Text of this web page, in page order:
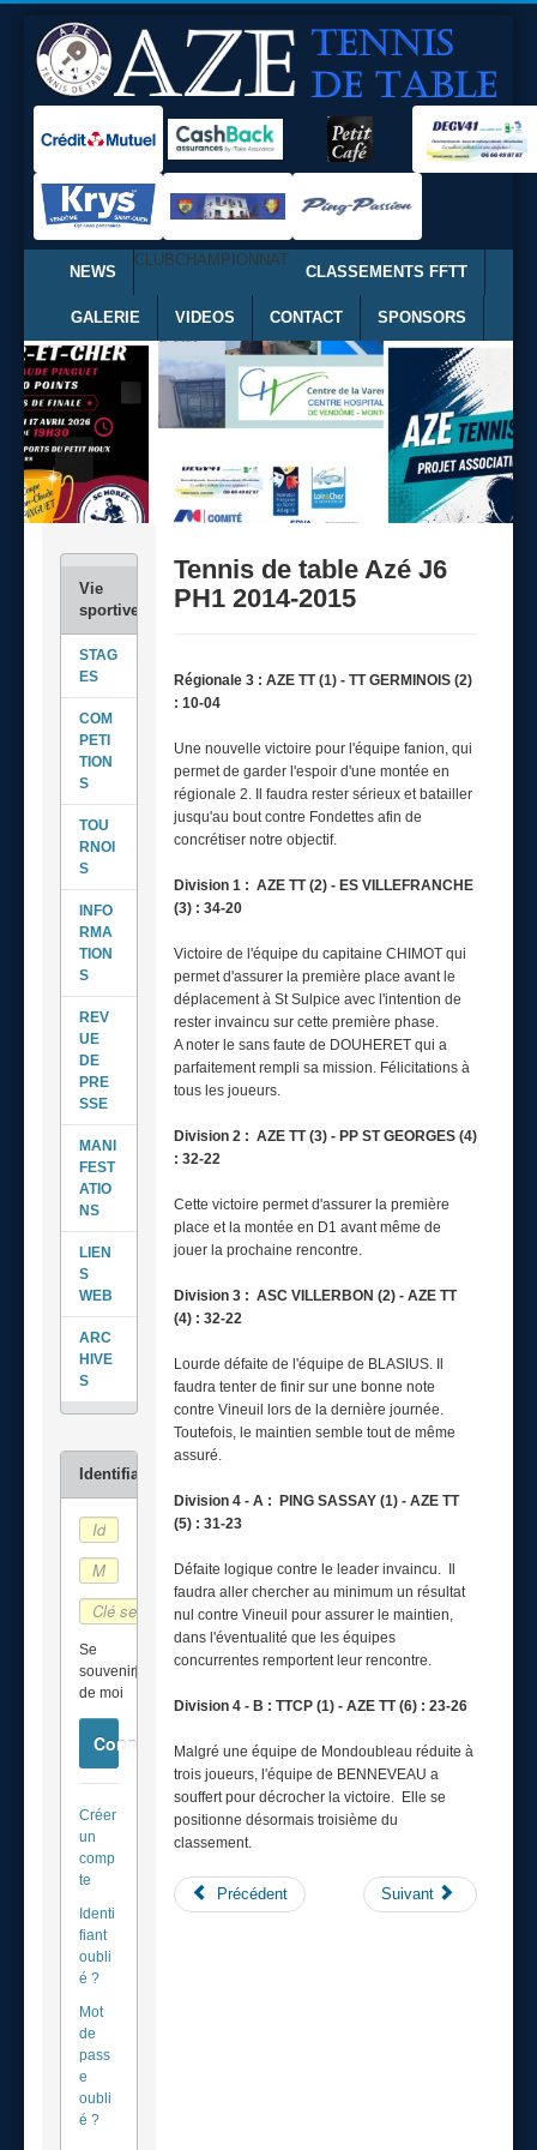
NEWS
CLUBCHAMPIONNAT
CLASSEMENTS FFTT
GALERIE VIDEOS CONTACT SPONSORS
Se
souvenir
de moi
Connexion
Créer
un
comp
te
Identi
fiant
oubli
é ?
Mot
de
pass
e
oubli
é ?
STAG
ES
COM
PETI
TION
S
TOU
RNOI
S
INFO
RMA
TION
S
REV
UE
DE
PRE
SSE
MANI
FEST
ATIO
NS
LIEN
S
WEB
ARC
HIVE
S
Tennis de table Azé J6
PH1 2014-2015
Régionale 3 : AZE TT (1) - TT GERMINOIS (2)
: 10-04
Une nouvelle victoire pour l'équipe fanion, qui
permet de garder l'espoir d'une montée en
régionale 2. Il faudra rester sérieux et batailler
jusqu'au bout contre Fondettes afin de
concrétiser notre objectif.
Division 1 : AZE TT (2) - ES VILLEFRANCHE
(3) : 34-20
Victoire de l'équipe du capitaine CHIMOT qui
permet d'assurer la première place avant le
déplacement à St Sulpice avec l'intention de
rester invaincu sur cette première phase.
A noter le sans faute de DOUHERET qui a
parfaitement rempli sa mission. Félicitations à
tous les joueurs.
Division 2 : AZE TT (3) - PP ST GEORGES (4)
: 32-22
Cette victoire permet d'assurer la première
place et la montée en D1 avant même de
jouer la prochaine rencontre.
Division 3 : ASC VILLERBON (2) - AZE TT
(4) : 32-22
Lourde défaite de l'équipe de BLASIUS. Il
faudra tenter de finir sur une bonne note
contre Vineuil lors de la dernière journée.
Toutefois, le maintien semble tout de même
assuré.
Division 4 - A : PING SASSAY (1) - AZE TT
(5) : 31-23
Défaite logique contre le leader invaincu. Il
faudra aller chercher au minimum un résultat
nul contre Vineuil pour assurer le maintien,
dans l'éventualité que les équipes
concurrentes remportent leur rencontre.
Division 4 - B : TTCP (1) - AZE TT (6) : 23-26
Malgré une équipe de Mondoubleau réduite à
trois joueurs, l'équipe de BENNEVEAU a
souffert pour décrocher la victoire. Elle se
positionne désormais troisième du
classement.
Précédent Suivant